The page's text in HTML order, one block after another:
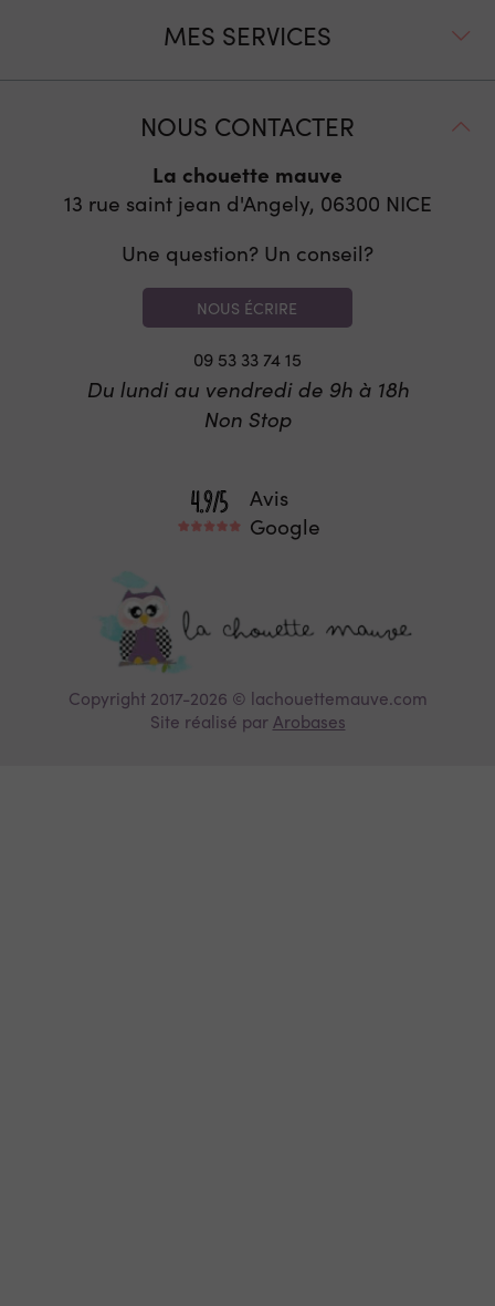
MES SERVICES
NOUS CONTACTER
La chouette mauve
13 rue saint jean d'Angely, 06300 NICE
Une question? Un conseil?
NOUS ÉCRIRE
09 53 33 74 15
Du lundi au vendredi de 9h à 18h
Non Stop
Avis
Google
Copyright 2017-2026 © lachouettemauve.com
Site réalisé par Arobases